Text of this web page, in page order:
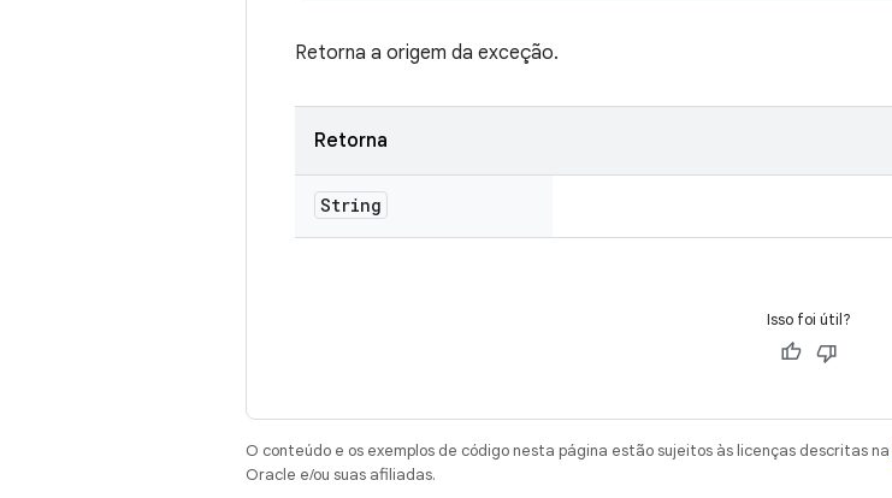
Retorna a origem da exceção.
Retorna
String
Isso foi útil?
O conteúdo e os exemplos de código nesta página estão sujeitos às licenças descritas na
Oracle e/ou suas afiliadas.